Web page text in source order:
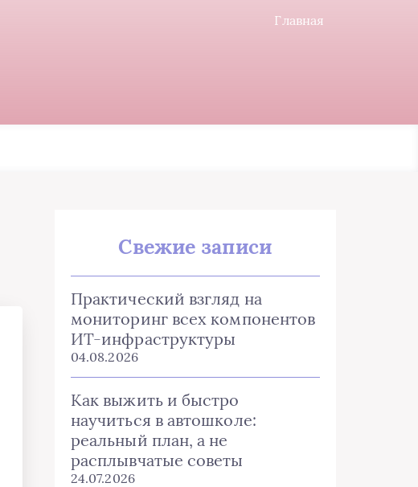
Главная
Свежие записи
Практический взгляд на
мониторинг всех компонентов
ИТ-инфраструктуры
04.08.2026
Как выжить и быстро
научиться в автошколе:
реальный план, а не
расплывчатые советы
24.07.2026